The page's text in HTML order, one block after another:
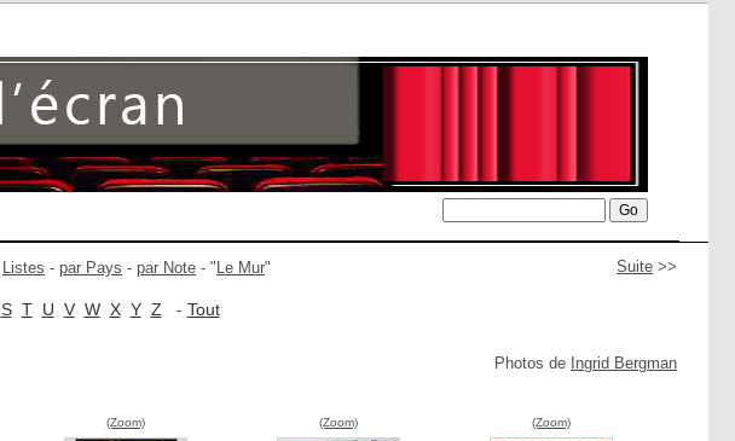
Suite >>
Listes - par Pays - par Note - " Le Mur"
S T U V W X Y Z - Tout
Photos de Ingrid Bergman
(Zoom) (Zoom) (Zoom)